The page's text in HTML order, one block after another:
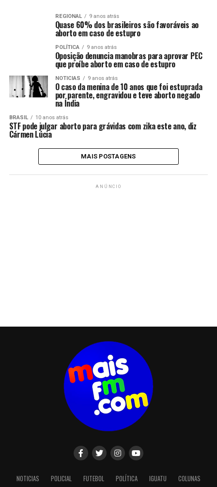
REGIONAL 9 anos atrás
Quase 60% dos brasileiros são favoráveis ao
aborto em caso de estupro
POLÍTICA 9 anos atrás
Oposição denuncia manobras para aprovar PEC
que proíbe aborto em caso de estupro
NOTICIAS 9 anos atrás
O caso da menina de 10 anos que foi estuprada
por parente, engravidou e teve aborto negado
na Índia
BRASIL 10 anos atrás
STF pode julgar aborto para grávidas com zika este ano, diz
Cármen Lúcia
MAIS POSTAGENS
ANÚNCIO
NOTICIAS POLICIAL FUTEBOL POLÍTICA IGUATU
COLUNAS